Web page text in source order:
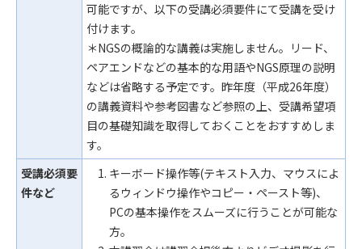
可能ですが、以下の受講必須要件にて受講を受け
付けます。
＊NGSの概論的な講義は実施しません。リード、
ペアエンドなどの基本的な用語やNGS原理の説明
などは省略する予定です。昨年度（平成26年度）
の講義資料や参考図書など参照の上、受講希望項
目の基礎知識を取得しておくことをおすすめしま
す。
受講必須要
件など
キーボード操作等(テキスト入力、マウスによ
るウィンドウ操作やコピー・ペースト等)、
PCの基本操作をスムーズに行うことが可能な
方。